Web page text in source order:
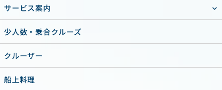
サービス案内
少人数・乗合クルーズ
クルーザー
船上料理